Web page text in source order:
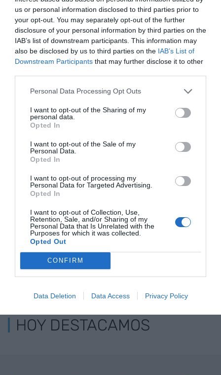
us or personal information disclosed to third parties prior to
your opt-out. You may separately opt-out of the further
disclosure of your personal information by third parties on the
IAB’s list of downstream participants. This information may
also be disclosed by us to third parties on the IAB’s List of
Downstream Participants that may further disclose it to other
Personal Data Processing Opt Outs
I want to opt-out of the Sharing of my
personal data.
Opted In
I want to opt-out of the Sale of my
Personal Data.
Opted In
I want to opt-out of processing my
Personal Data for Targeted Advertising.
Opted In
I want to opt-out of Collection, Use,
Retention, Sale, and/or Sharing of my
Personal Data that Is Unrelated with the
Purposes for which it was collected.
Opted Out
CONFIRM
Data Deletion Data Access Privacy Policy
(investigadores, responsables políticos,
organizaciones de la sociedad civil, ciudadanos
individuales, empresas, etc.) trabajen juntos a lo
largo de todo el ciclo de investigación e
innovación para conseguir una mejor alineación
de los dos procesos y resultados con los valores,
las necesidades y las expectativas de la sociedad.
Añadir
Mantente informado con las últimas noticias de
actualidad
ACTIVAR AHORA
HOY DESTACAMOS